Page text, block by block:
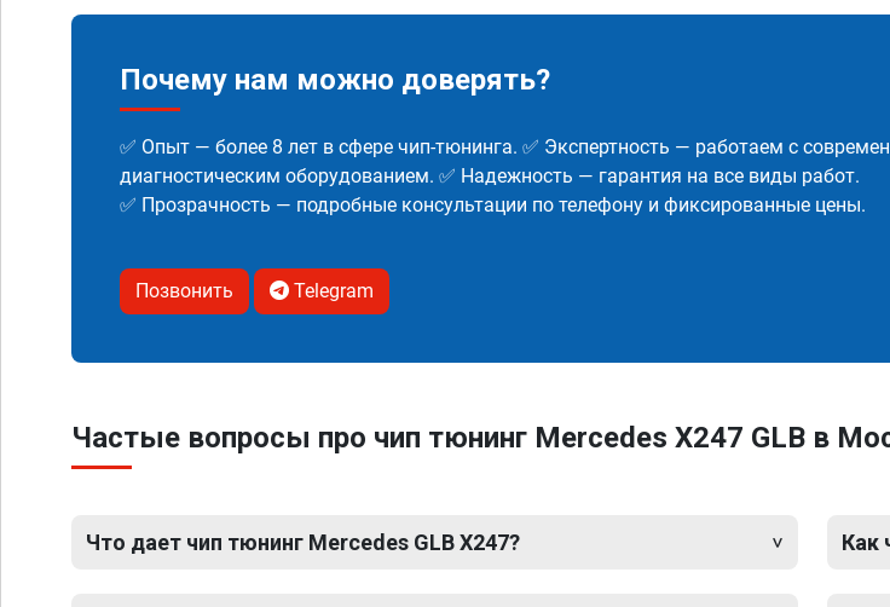
Почему нам можно доверять?
✅ Опыт — более 8 лет в сфере чип-тюнинга. ✅ Экспертность — работаем с
диагностическим оборудованием. ✅ Надежность — гарантия на все виды работ.
✅ Прозрачность — подробные консультации по телефону и фиксированные цены.
Позвонить Telegram
Частые вопросы про чип тюнинг Mercedes X247 GLB в
Что дает чип тюнинг Mercedes GLB X247? Как